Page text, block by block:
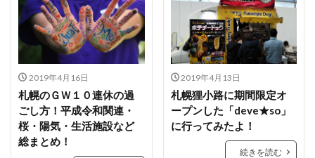
2019年4月16日
札幌のＧＷ１０連休の過
ごし方！平成令和関連・
桜・陽気・生活施設など
総まとめ！
2019年4月13日
札幌狸小路に期間限定オ
ープンした「deve★so」
に行ってみたよ！
続きを読む